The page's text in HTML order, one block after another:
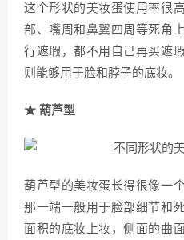
这个形状的美妆蛋使用率很
部、嘴周和鼻翼四周等死角
行遮瑕，都不用自己再买遮
则能够用于脸和脖子的底妆。
★ 葫芦型
葫芦型的美妆蛋长得很像一
那一端一般用于脸部细节和
面积的底妆上妆，侧面的曲